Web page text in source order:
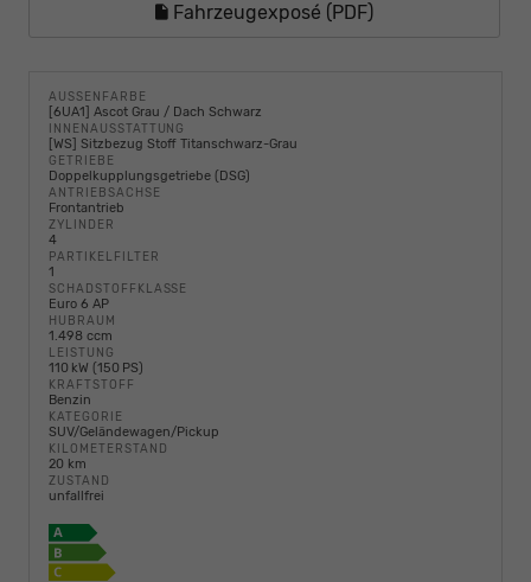
Fahrzeugexposé (PDF)
AUSSENFARBE
[6UA1] Ascot Grau / Dach Schwarz
INNENAUSSTATTUNG
[WS] Sitzbezug Stoff Titanschwarz-Grau
GETRIEBE
Doppelkupplungsgetriebe (DSG)
ANTRIEBSACHSE
Frontantrieb
ZYLINDER
4
PARTIKELFILTER
1
SCHADSTOFFKLASSE
Euro 6 AP
HUBRAUM
1.498 ccm
LEISTUNG
110 kW (150 PS)
KRAFTSTOFF
Benzin
KATEGORIE
SUV/Geländewagen/Pickup
KILOMETERSTAND
20 km
ZUSTAND
unfallfrei